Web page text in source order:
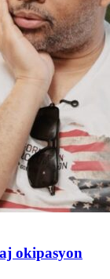
okipasyon